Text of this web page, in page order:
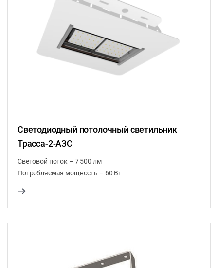
Светодиодный потолочный светильник
Трасса-2-АЗС
Световой поток – 7 500 лм
Потребляемая мощность – 60 Вт